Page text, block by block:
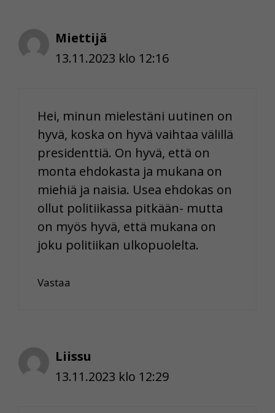
Miettijä
13.11.2023 klo 12:16
Hei, minun mielestäni uutinen on
hyvä, koska on hyvä vaihtaa välillä
presidenttiä. On hyvä, että on
monta ehdokasta ja mukana on
miehiä ja naisia. Usea ehdokas on
ollut politiikassa pitkään- mutta
on myös hyvä, että mukana on
joku politiikan ulkopuolelta.
Vastaa
Liissu
13.11.2023 klo 12:29